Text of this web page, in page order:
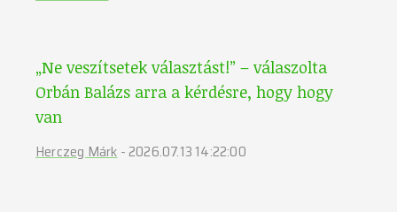
„Ne veszítsetek választást!” – válaszolta
Orbán Balázs arra a kérdésre, hogy hogy
van
Herczeg Márk- 2026.07.13 14:22:00